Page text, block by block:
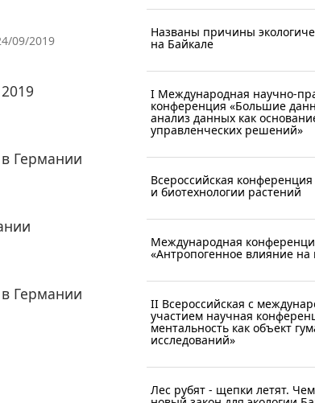
09/2019
Германии
Германии
Названы причины
на Байкале
I Международная научно-
конференция «Большие
анализ данных как
управленческих решений»
Всероссийская
и биотехнологии растений
Международная
«Антропогенное влияние
II Всероссийская с
участием научная
ментальность как объект
исследований»
Лес рубят - щепки летят.